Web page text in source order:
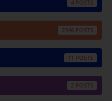
4
2546
11
2